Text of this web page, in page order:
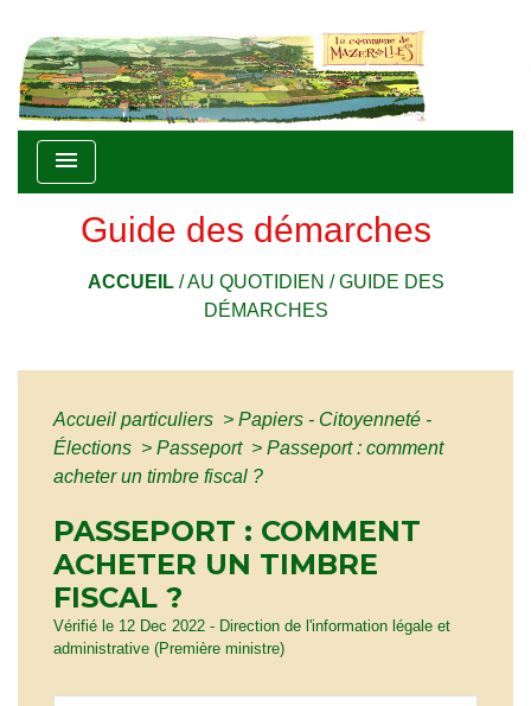
menu
Guide des démarches
ACCUEIL/AU QUOTIDIEN /GUIDE DES
DÉMARCHES
Accueil particuliers > Papiers - Citoyenneté -
Élections > Passeport > Passeport : comment
acheter un timbre fiscal ?
PASSEPORT : COMMENT
ACHETER UN TIMBRE
FISCAL ?
Vérifié le 12 Dec 2022 - Direction de l'information légale et
administrative (Première ministre)